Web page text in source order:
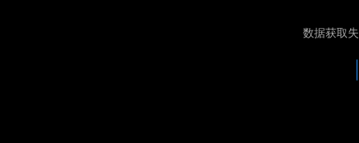
数据获取